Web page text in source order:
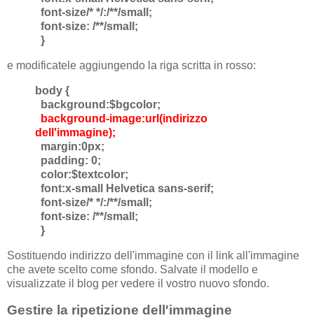
font-size/* */:/**/small;
font-size: /**/small;
}
e modificatele aggiungendo la riga scritta in rosso:
body {
background:$bgcolor;
background-image:url(indirizzo
dell'immagine);
margin:0px;
padding: 0;
color:$textcolor;
font:x-small Helvetica sans-serif;
font-size/* */:/**/small;
font-size: /**/small;
}
Sostituendo indirizzo dell'immagine con il link all'immagine
che avete scelto come sfondo. Salvate il modello e
visualizzate il blog per vedere il vostro nuovo sfondo.
Gestire la ripetizione dell'immagine